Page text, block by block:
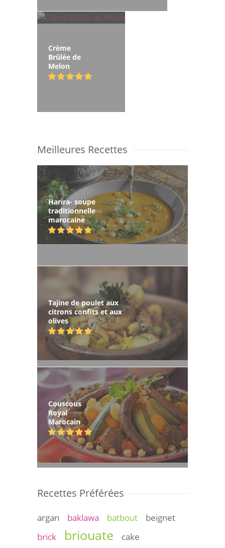
Crème
Brûlée de
Melon
Meilleures Recettes
Harira- soupe
traditionnelle
marocaine
Tajine de poulet aux
citrons confits et aux
olives
Couscous
Royal
Marocain
Recettes Préférées
argan baklawa batbout
beignet
brick
briouate
cake